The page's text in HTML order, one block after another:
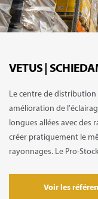
VETUS |
Le centre de distribution
amélioration de
longues allées avec des
créer pratiquement le
rayonnages. Le Pro-
Voir les